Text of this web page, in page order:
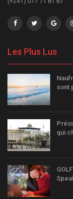
Les Plus Lus
sont
qui